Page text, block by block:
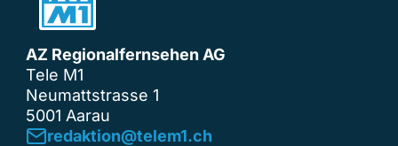
AZ Regionalfernsehen AG
Tele M1
Neumattstrasse 1
5001 Aarau
redaktion@telem1.ch